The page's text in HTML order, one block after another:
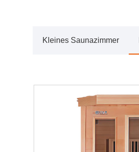
Kleines Saunazimmer